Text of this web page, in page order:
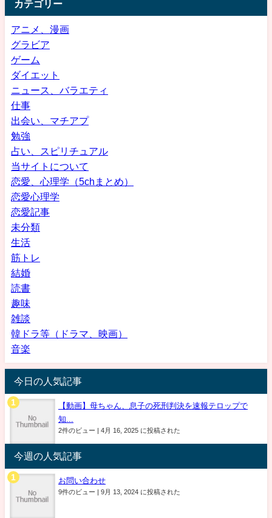
カテゴリー
アニメ、漫画
グラビア
ゲーム
ダイエット
ニュース、バラエティ
仕事
出会い、マチアプ
勉強
占い、スピリチュアル
当サイトについて
恋愛、心理学（5chまとめ）
恋愛心理学
恋愛記事
未分類
生活
筋トレ
結婚
読書
趣味
雑談
韓ドラ等（ドラマ、映画）
音楽
今日の人気記事
【動画】母ちゃん、息子の死刑判決を速報テロップで
知...
2件のビュー | 4月 16, 2025 に投稿された
今週の人気記事
お問い合わせ
9件のビュー | 9月 13, 2024 に投稿された